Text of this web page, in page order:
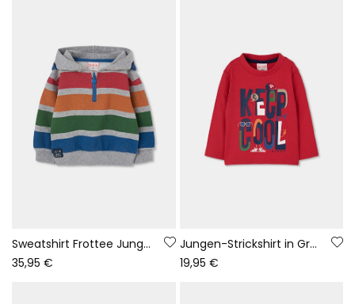
Sweatshirt Frottee Junge grau vigoré mehrfarbig gestreift
35,95 €
Jungen-Strickshirt in Granat mit Keep Cool-Aufdruck
19,95 €